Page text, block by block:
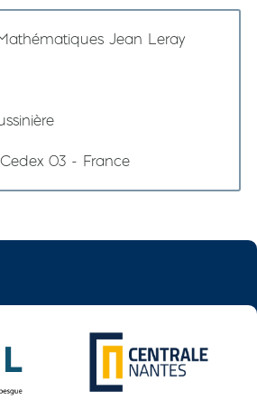
Jean Leray
03 - France